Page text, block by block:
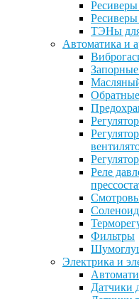
Ресиверы
Ресиверы
ТЭНы для
Автоматика и
Реле
Фильтры
Электрика и
Датчики